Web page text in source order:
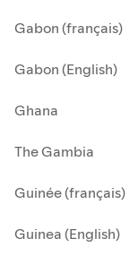
Gabon (français)
Gabon (English)
Ghana
The Gambia
Guinée (français)
Guinea (English)